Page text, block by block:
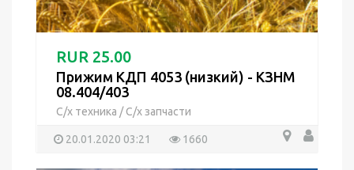
RUR 25.00
Прижим КДП 4053 (низкий) - КЗНМ
08.404/403
С/х техника /С/х запчасти
20.01.2020 03:21 1660